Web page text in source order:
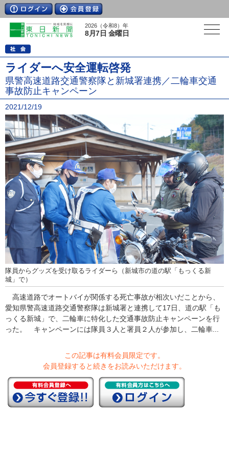
2026（令和8）年
8月7日 金曜日
ライダーへ安全運転啓発
県警高速道路交通警察隊と新城署連携／二輪車交通
事故防止キャンペーン
2021/12/19
隊員からグッズを受け取るライダーら（新城市の道の駅「もっくる新
城」で）
高速道路でオートバイが関係する死亡事故が相次いだことから、
愛知県警高速道路交通警察隊は新城署と連携して17日、道の駅「も
っくる新城」で、二輪車に特化した交通事故防止キャンペーンを行
った。 キャンペーンには隊員３人と署員２人が参加し、二輪車...
この記事は有料会員限定です。
会員登録すると続きをお読みいただけます。